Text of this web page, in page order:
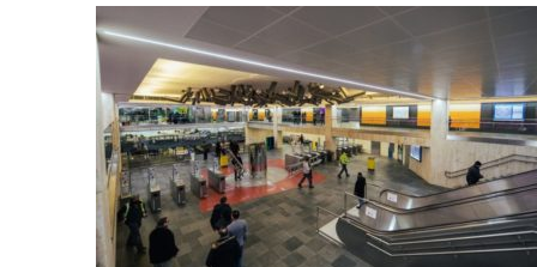
05 août 2026Consulter l'article "Violente altercation à la
Partager l'article
Facebook
TwitterWhatsApp
Share
04 octobre 2018- 16h03
Berlin 1912-1932
Culture
expositions